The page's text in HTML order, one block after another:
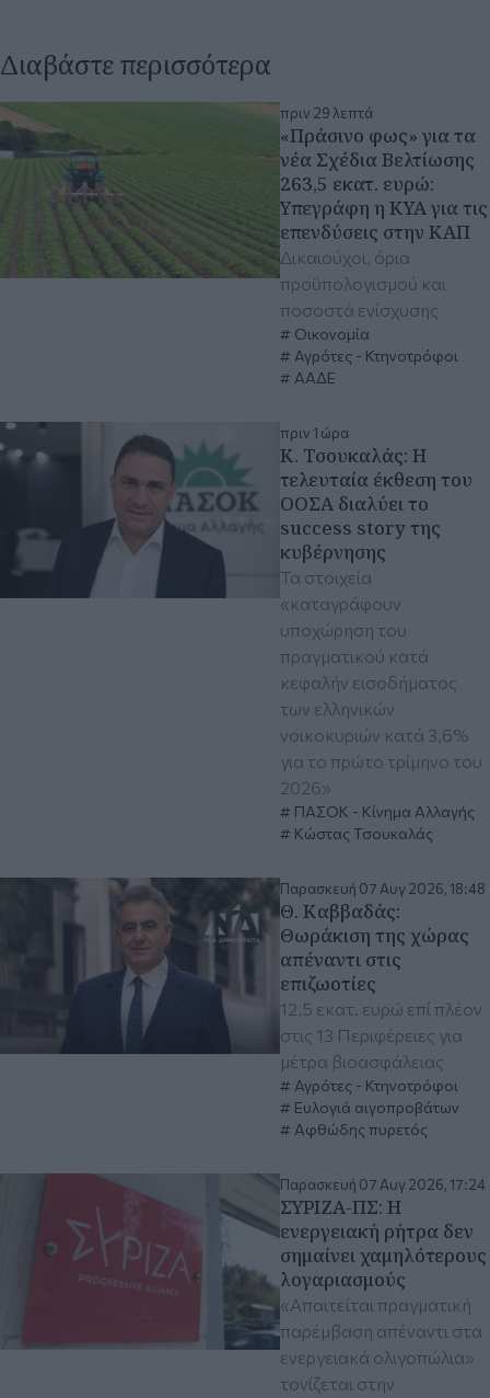
Διαβάστε περισσότερα
πριν 29 λεπτά
«Πράσινο φως» για τα
νέα Σχέδια Βελτίωσης
263,5 εκατ. ευρώ:
Υπεγράφη η ΚΥΑ για τις
επενδύσεις στην ΚΑΠ
Δικαιούχοι, όρια
προϋπολογισμού και
ποσοστά ενίσχυσης
Οικονομία
Αγρότες - Κτηνοτρόφοι
ΑΑΔΕ
πριν 1 ώρα
Κ. Τσουκαλάς: Η
τελευταία έκθεση του
ΟΟΣΑ διαλύει το
success story της
κυβέρνησης
Τα στοιχεία
«καταγράφουν
υποχώρηση του
πραγματικού κατά
κεφαλήν εισοδήματος
των ελληνικών
νοικοκυριών κατά 3,6%
για το πρώτο τρίμηνο του
2026»
ΠΑΣΟΚ - Κίνημα Αλλαγής
Κώστας Τσουκαλάς
Παρασκευή 07 Αυγ 2026, 18:48
Θ. Καββαδάς:
Θωράκιση της χώρας
απέναντι στις
επιζωοτίες
12,5 εκατ. ευρώ επί πλέον
στις 13 Περιφέρειες για
μέτρα βιοασφάλειας
Αγρότες - Κτηνοτρόφοι
Ευλογιά αιγοπροβάτων
Αφθώδης πυρετός
Παρασκευή 07 Αυγ 2026, 17:24
ΣΥΡΙΖΑ-ΠΣ: Η
ενεργειακή ρήτρα δεν
σημαίνει χαμηλότερους
λογαριασμούς
«Απαιτείται πραγματική
παρέμβαση απέναντι στα
ενεργειακά ολιγοπώλια»
τονίζεται στην